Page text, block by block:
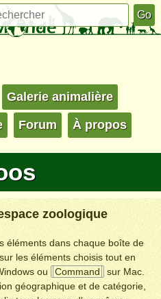
Galerie animalière
Forum À propos
zoologique
éléments dans chaque boîte de
les éléments choisis tout en
ou Command
sur Mac.
géographique et de catégorie,